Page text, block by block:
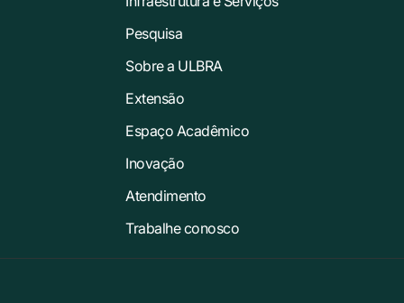
Pesquisa
Sobre a ULBRA
Extensão
Espaço Acadêmico
Inovação
Atendimento
Trabalhe conosco